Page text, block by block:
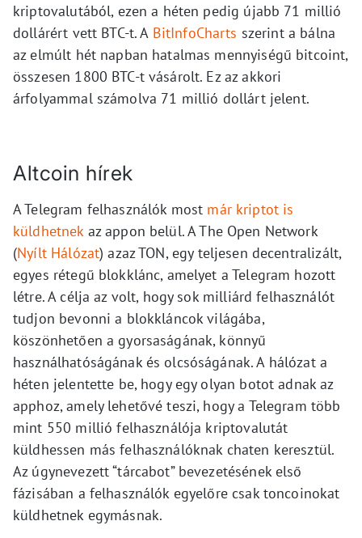
kriptovalutából, ezen a héten pedig újabb 71 millió
dollárért vett BTC-t. A BitInfoCharts szerint a bálna
az elmúlt hét napban hatalmas mennyiségű bitcoint,
összesen 1800 BTC-t vásárolt. Ez az akkori
árfolyammal számolva 71 millió dollárt jelent.
Altcoin hírek
A Telegram felhasználók most már kriptot is
küldhetnekaz appon belül. A The Open Network
(Nyílt Hálózat) azaz TON, egy teljesen decentralizált,
egyes rétegű blokklánc, amelyet a Telegram hozott
létre. A célja az volt, hogy sok milliárd felhasználót
tudjon bevonni a blokkláncok világába,
köszönhetően a gyorsaságának, könnyű
használhatóságának és olcsóságának. A hálózat a
héten jelentette be, hogy egy olyan botot adnak az
apphoz, amely lehetővé teszi, hogy a Telegram több
mint 550 millió felhasználója kriptovalutát
küldhessen más felhasználóknak chaten keresztül.
Az úgynevezett “tárcabot” bevezetésének első
fázisában a felhasználók egyelőre csak toncoinokat
küldhetnek egymásnak.